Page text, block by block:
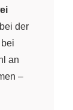
der
an
–